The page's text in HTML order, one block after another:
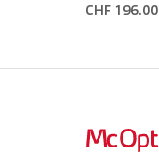
CHF 196.00